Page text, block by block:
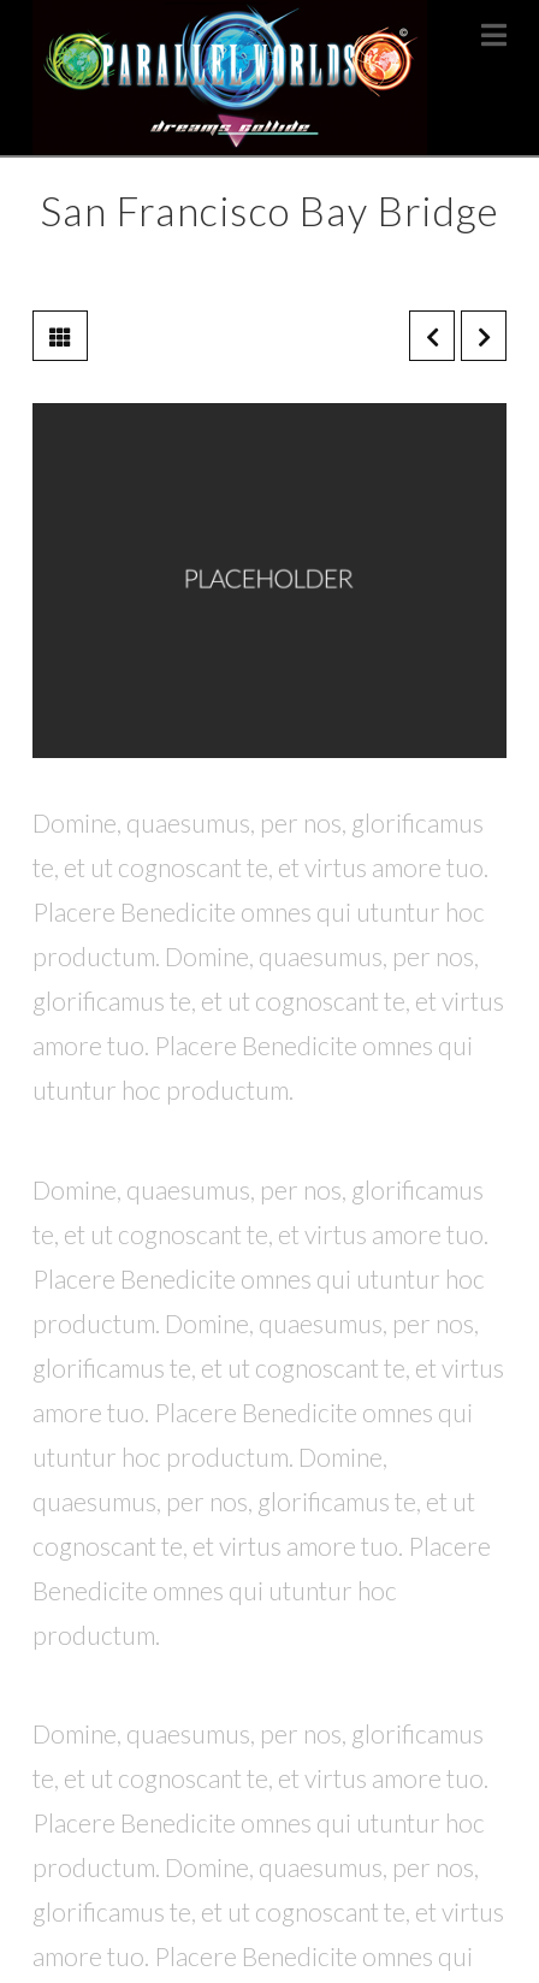
San Francisco Bay Bridge
Domine, quaesumus, per nos, glorificamus
te, et ut cognoscant te, et virtus amore tuo.
Placere Benedicite omnes qui utuntur hoc
productum. Domine, quaesumus, per nos,
glorificamus te, et ut cognoscant te, et virtus
amore tuo. Placere Benedicite omnes qui
utuntur hoc productum.
Domine, quaesumus, per nos, glorificamus
te, et ut cognoscant te, et virtus amore tuo.
Placere Benedicite omnes qui utuntur hoc
productum. Domine, quaesumus, per nos,
glorificamus te, et ut cognoscant te, et virtus
amore tuo. Placere Benedicite omnes qui
utuntur hoc productum. Domine,
quaesumus, per nos, glorificamus te, et ut
cognoscant te, et virtus amore tuo. Placere
Benedicite omnes qui utuntur hoc
productum.
Domine, quaesumus, per nos, glorificamus
te, et ut cognoscant te, et virtus amore tuo.
Placere Benedicite omnes qui utuntur hoc
productum. Domine, quaesumus, per nos,
glorificamus te, et ut cognoscant te, et virtus
amore tuo. Placere Benedicite omnes qui